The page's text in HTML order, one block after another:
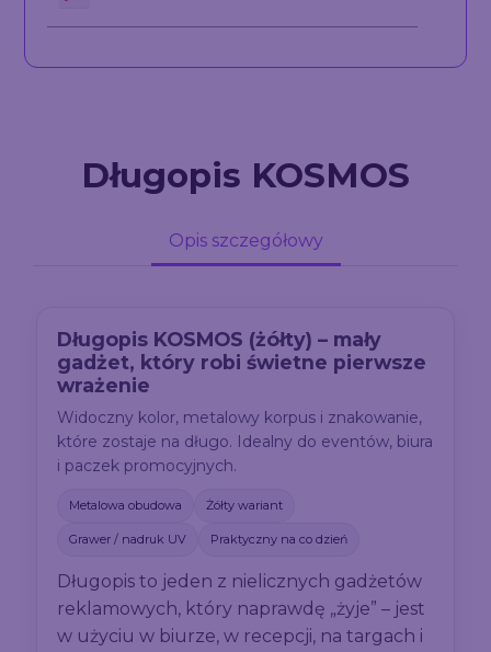
Długopis KOSMOS
Opis szczegółowy
Długopis KOSMOS (żółty) – mały
gadżet, który robi świetne pierwsze
wrażenie
Widoczny kolor, metalowy korpus i znakowanie,
które zostaje na długo. Idealny do eventów, biura
i paczek promocyjnych.
Metalowa obudowa Żółty wariant
Grawer / nadruk UV Praktyczny na co dzień
Długopis to jeden z nielicznych gadżetów
reklamowych, który naprawdę „żyje” – jest
w użyciu w biurze, w recepcji, na targach i